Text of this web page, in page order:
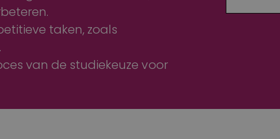
taken, zoals
van de studiekeuze voor